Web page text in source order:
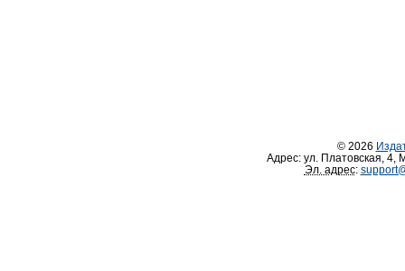
© 2026
Адрес: ул. Платовская, 4
Эл. адрес: